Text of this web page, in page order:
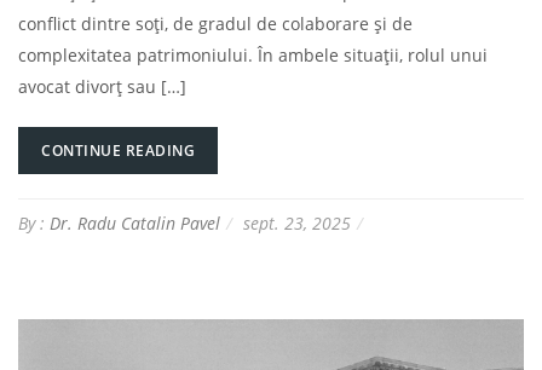
conflict dintre soți, de gradul de colaborare și de
complexitatea patrimoniului. În ambele situații, rolul unui
avocat divorț sau […]
CONTINUE READING
By : Dr. Radu Catalin Pavel sept. 23, 2025